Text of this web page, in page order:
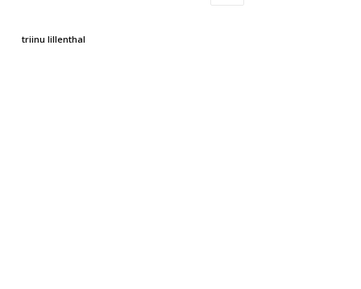
triinu lillenthal